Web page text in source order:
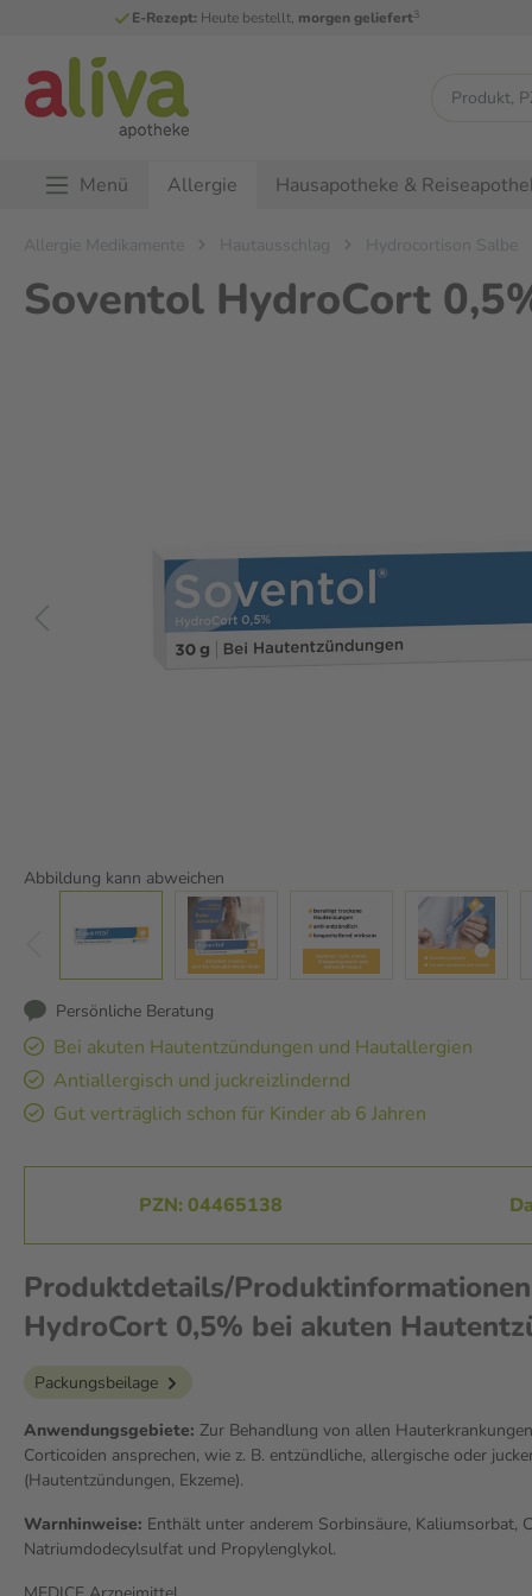
E-Rezept: Heute bestellt, morgen geliefert3
Menü Allergie Hausapotheke &
Allergie Medikamente Hautausschlag Hydrocortison Salbe
Soventol HydroCort
Abbildung kann abweichen
Persönliche Beratung
Bei akuten Hautentzündungen und Hautallergien
Antiallergisch und juckreizlindernd
Gut verträglich schon für Kinder ab 6 Jahren
PZN: 04465138
Produktdetails/
HydroCort 0,5% bei akuten
Packungsbeilage
Anwendungsgebiete: Zur Behandlung von allen
Corticoiden ansprechen, wie z. B. entzündliche, allergische oder
(Hautentzündungen, Ekzeme).
Warnhinweise: Enthält unter anderem Sorbinsäure, Kaliumsorbat,
Natriumdodecylsulfat und Propylenglykol.